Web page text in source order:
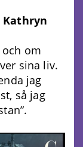
Kathryn
om
sina liv.
jag
så jag